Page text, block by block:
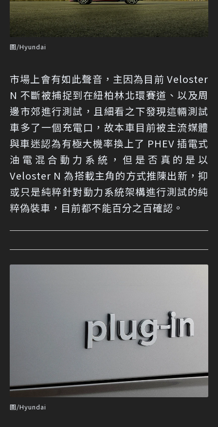
圖/Hyundai
市場上會有如此聲音，主因為目前 Veloster
N 不斷被捕捉到在紐柏林北環賽道、以及周
邊市郊進行測試，且細看之下發現這輛測試
車多了一個充電口，故本車目前被主流媒體
與車迷認為有極大機率換上了 PHEV 插電式
油電混合動力系統，但是否真的是以
Veloster N 為搭載主角的方式推陳出新，抑
或只是純粹針對動力系統架構進行測試的純
粹偽裝車，目前都不能百分之百確認。
圖/Hyundai